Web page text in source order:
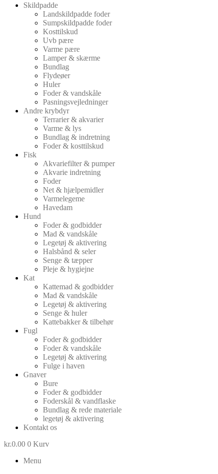
Skildpadde
Landskildpadde foder
Sumpskildpadde foder
Kosttilskud
Uvb pære
Varme pære
Lamper & skærme
Bundlag
Flydeøer
Huler
Foder & vandskåle
Pasningsvejledninger
Andre krybdyr
Terrarier & akvarier
Varme & lys
Bundlag & indretning
Foder & kosttilskud
Fisk
Akvariefilter & pumper
Akvarie indretning
Foder
Net & hjælpemidler
Varmelegeme
Havedam
Hund
Foder & godbidder
Mad & vandskåle
Legetøj & aktivering
Halsbånd & seler
Senge & tæpper
Pleje & hygiejne
Kat
Kattemad & godbidder
Mad & vandskåle
Legetøj & aktivering
Senge & huler
Kattebakker & tilbehør
Fugl
Foder & godbidder
Foder & vandskåle
Legetøj & aktivering
Fulge i haven
Gnaver
Bure
Foder & godbidder
Foderskål & vandflaske
Bundlag & rede materiale
legetøj & aktivering
Kontakt os
kr.0.00 0 Kurv
Menu